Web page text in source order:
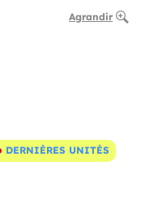
Agrandir
DERNIÈRES UNITÉS